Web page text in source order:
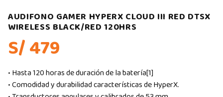
AUDIFONO GAMER HYPERX CLOUD III RED DTSX
WIRELESS BLACK/RED 120HRS
S/ 479
• Hasta 120 horas de duración de la batería[1]
• Comodidad y durabilidad características de HyperX.